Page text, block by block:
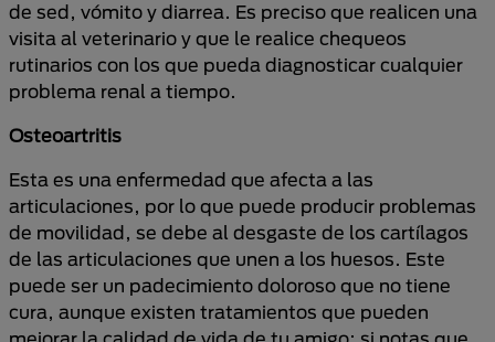
de sed, vómito y diarrea. Es preciso que realicen una
visita al veterinario y que le realice chequeos
rutinarios con los que pueda diagnosticar cualquier
problema renal a tiempo.
Osteoartritis
Esta es una enfermedad que afecta a las
articulaciones, por lo que puede producir problemas
de movilidad, se debe al desgaste de los cartílagos
de las articulaciones que unen a los huesos. Este
puede ser un padecimiento doloroso que no tiene
cura, aunque existen tratamientos que pueden